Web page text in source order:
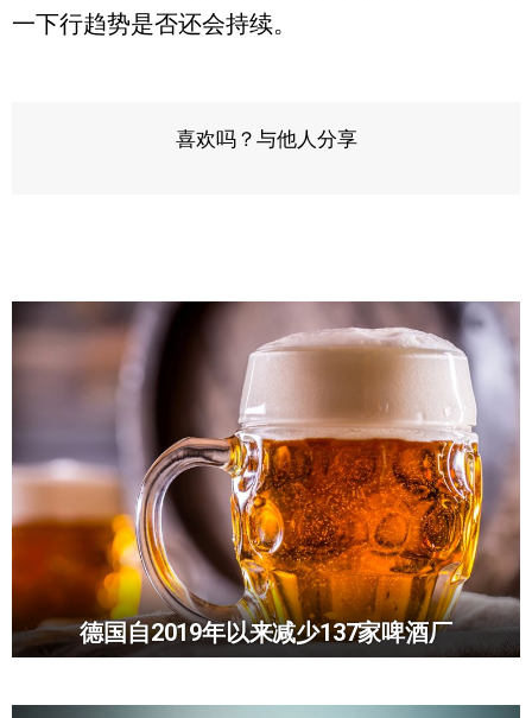
一下行趋势是否还会持续。
喜欢吗？与他人分享
德国自2019年以来减少137家啤酒厂